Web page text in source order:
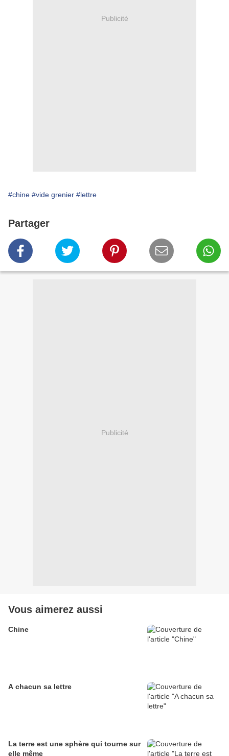
Publicité
#chine #vide grenier #lettre
Partager
Publicité
Vous aimerez aussi
Chine
A chacun sa lettre
La terre est une sphère qui tourne sur
elle même